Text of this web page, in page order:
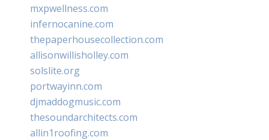
mxpwellness.com
infernocanine.com
thepaperhousecollection.com
allisonwillisholley.com
solslite.org
portwayinn.com
djmaddogmusic.com
thesoundarchitects.com
allin1roofing.com